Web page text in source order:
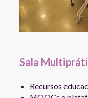
Sala
Recursos